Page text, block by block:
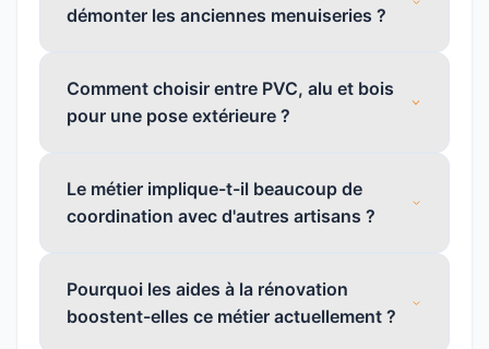
démonter les anciennes menuiseries ?
Comment choisir entre PVC, alu et bois
pour une pose extérieure ?
Le métier implique-t-il beaucoup de
coordination avec d'autres artisans ?
Pourquoi les aides à la rénovation
boostent-elles ce métier actuellement ?